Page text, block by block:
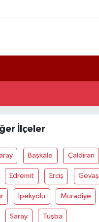
İlçeler
Başkale Çaldiran
Edremit Erciş Gevaş
İpekyolu Muradiye
Saray Tuşba